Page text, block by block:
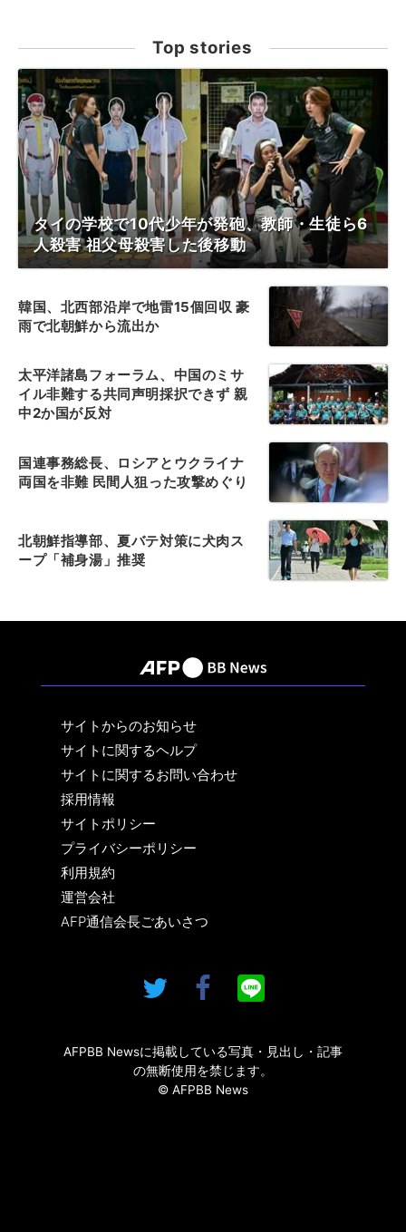
Top stories
タイの学校で10代少年が発砲、教師・生徒ら6
人殺害 祖父母殺害した後移動
韓国、北西部沿岸で地雷15個回収 豪
雨で北朝鮮から流出か
太平洋諸島フォーラム、中国のミサ
イル非難する共同声明採択できず 親
中2か国が反対
国連事務総長、ロシアとウクライナ
両国を非難 民間人狙った攻撃めぐり
北朝鮮指導部、夏バテ対策に犬肉ス
ープ「補身湯」推奨
サイトからのお知らせ
サイトに関するヘルプ
サイトに関するお問い合わせ
採用情報
サイトポリシー
プライバシーポリシー
利用規約
運営会社
AFP通信会長ごあいさつ
AFPBB Newsに掲載している写真・見出し・記事
の無断使用を禁じます。
© AFPBB News